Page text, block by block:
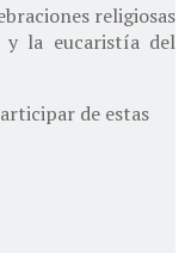
religiosas
y la eucaristía del
de estas